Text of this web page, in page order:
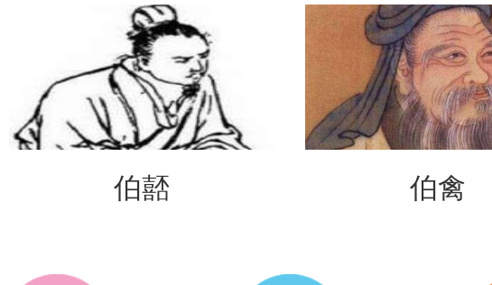
伯嚭 伯禽